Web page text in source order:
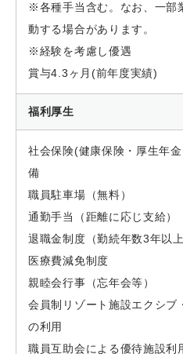
※各種手当含む。なお、一部
動する場合があります。
※経験を考慮し優遇
賞与4.3ヶ月(前年度実績)
福利厚生
社会保険(健康保険・厚生年
備
職員駐車場（無料）
通勤手当（距離に応じ支給）
退職金制度（勤続年数3年以
医療費減免制度
親睦会行事（忘年会等）
会員制リゾート施設エクシブ
の利用
職員互助会による優待施設利